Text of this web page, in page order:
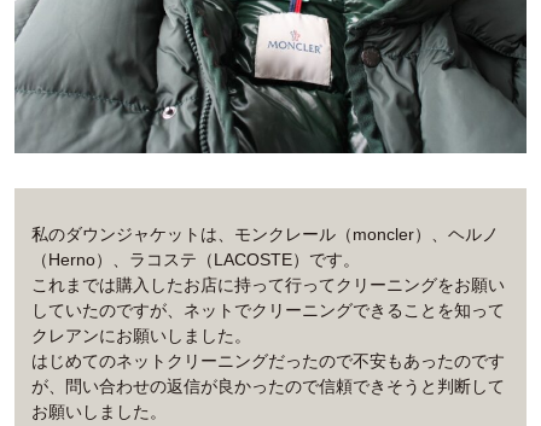
私のダウンジャケットは、モンクレール（moncler）、ヘルノ
（Herno）、ラコステ（LACOSTE）です。
これまでは購入したお店に持って行ってクリーニングをお願い
していたのですが、ネットでクリーニングできることを知って
クレアンにお願いしました。
はじめてのネットクリーニングだったので不安もあったのです
が、問い合わせの返信が良かったので信頼できそうと判断して
お願いしました。